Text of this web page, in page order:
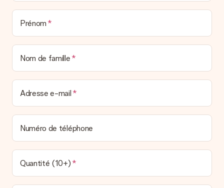
Nous n’envoyons pas de facture avec le cadeau. Nous vous
l’envoyons par e-mail avec la confirmation de commande. Vous
pouvez de même retrouver votre facture dans votre espace
personnel MySurprise. Vous pouvez ainsi être tranquille et
envoyer directement le cadeau à l’heureux destinataire, pour
Prénom
Nom de famille
Adresse e-mail
Numéro de téléphone
Quantité (10+)